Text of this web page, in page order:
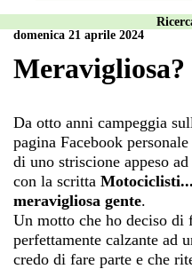
domenica 21 aprile 2024
Meravigliosa?
Da otto anni campeggia
pagina Facebook
di uno striscione appeso
con la scritta
meravigliosa gente.
Un motto che ho deciso di
perfettamente calzante ad
credo di fare parte e che